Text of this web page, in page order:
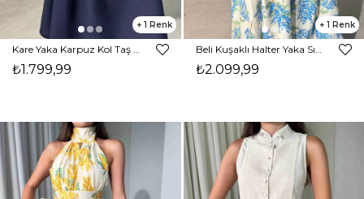
1
₺1.799,99
1
₺2.099,99